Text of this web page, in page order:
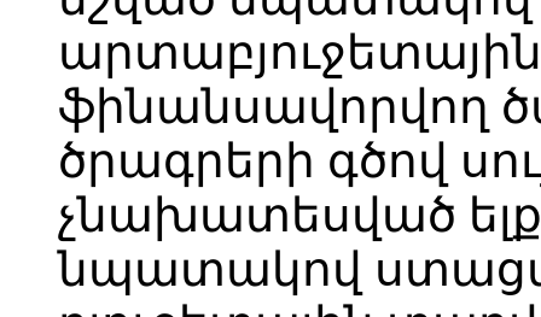
ֆինանսավորվող
ծրագրերի գծով
չնախատեսված
նպատակով